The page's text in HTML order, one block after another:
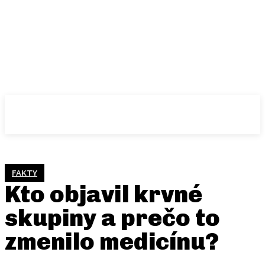
FAKTY
Kto objavil krvné
skupiny a prečo to
zmenilo medicínu?